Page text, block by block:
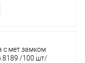
с мет.замком
/100 шт/